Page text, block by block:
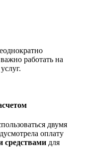
работать на
двумя
оплату
средствами для